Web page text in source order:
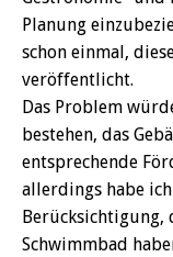
Planung
schon einmal,
veröffentlicht.
Das Problem
bestehen, das
entsprechende
allerdings habe
Berücksichtigung,
Schwimmbad